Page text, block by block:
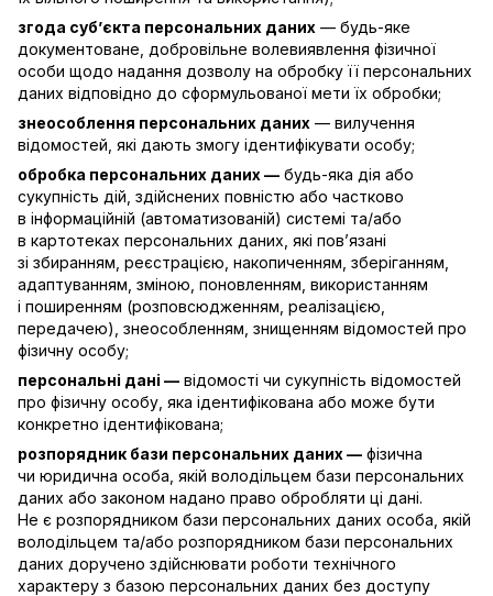
згода суб’єкта персональних даних — будь-яке
документоване, добровільне волевиявлення фізичної
особи щодо надання дозволу на обробку її персональних
даних відповідно до сформульованої мети їх обробки;
знеособлення персональних даних — вилучення
відомостей, які дають змогу ідентифікувати особу;
обробка персональних даних — будь-яка дія або
сукупність дій, здійснених повністю або частково
в інформаційній (автоматизованій) системі та/або
в картотеках персональних даних, які пов’язані
зі збиранням, реєстрацією, накопиченням, зберіганням,
адаптуванням, зміною, поновленням, використанням
і поширенням (розповсюдженням, реалізацією,
передачею), знеособленням, знищенням відомостей про
фізичну особу;
персональні дані — відомості чи сукупність відомостей
про фізичну особу, яка ідентифікована або може бути
конкретно ідентифікована;
розпорядник бази персональних даних — фізична
чи юридична особа, якій володільцем бази персональних
даних або законом надано право обробляти ці дані.
Не є розпорядником бази персональних даних особа, якій
володільцем та/або розпорядником бази персональних
даних доручено здійснювати роботи технічного
характеру з базою персональних даних без доступу